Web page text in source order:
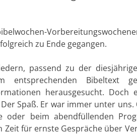
zu Ende gegangen.
passend zu der
entsprechenden Bibeltext
herausgesucht. Doch
Spaß. Er war immer unter
oder beim abendfüllenden
Zeit für ernste Gespräche über